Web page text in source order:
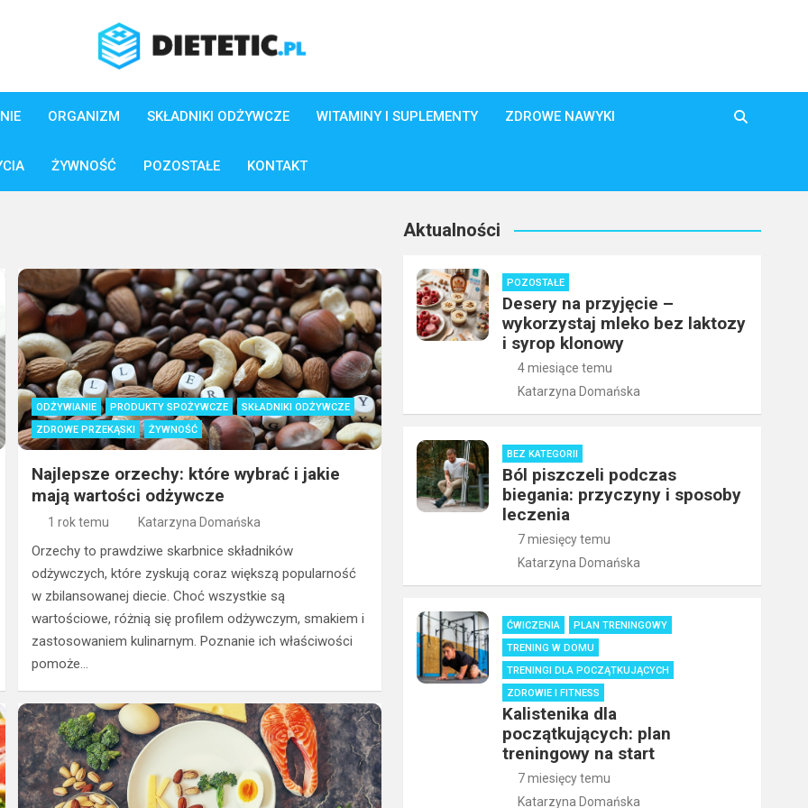
ORGANIZM SKŁADNIKI ODŻYWCZE WITAMINY I SUPLEMENTY ZDROWE NAWYKI
ŻYWNOŚĆ POZOSTAŁE KONTAKT
ODŻYWIANIE PRODUKTY SPOŻYWCZE
SKŁADNIKI ODŻYWCZE
ZDROWE PRZEKĄSKI
ŻYWNOŚĆ
Najlepsze orzechy: które wybrać i jakie
mają wartości odżywcze
1 rok temu Katarzyna Domańska
Orzechy to prawdziwe skarbnice składników
odżywczych, które zyskują coraz większą popularność
w zbilansowanej diecie. Choć wszystkie są
wartościowe, różnią się profilem odżywczym, smakiem i
zastosowaniem kulinarnym. Poznanie ich właściwości
pomoże…
Aktualności
POZOSTAŁE
Desery na przyjęcie –
wykorzystaj mleko bez laktozy
i syrop klonowy
4 miesiące temu
Katarzyna Domańska
BEZ KATEGORII
Ból piszczeli podczas
biegania: przyczyny i sposoby
leczenia
7 miesięcy temu
Katarzyna Domańska
ĆWICZENIA
PLAN TRENINGOWY
TRENING W DOMU
TRENINGI DLA POCZĄTKUJĄCYCH
ZDROWIE I FITNESS
Kalistenika dla
początkujących: plan
treningowy na start
7 miesięcy temu
Katarzyna Domańska